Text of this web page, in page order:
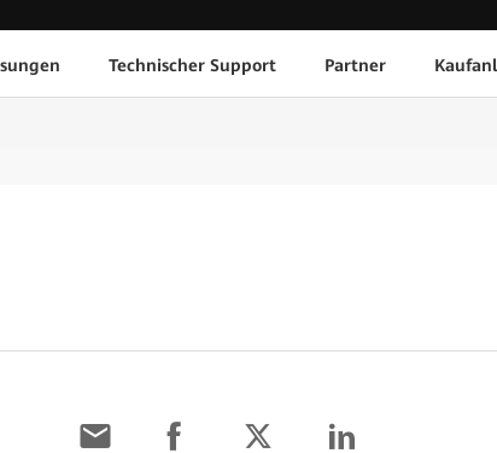
Technischer Support Partner